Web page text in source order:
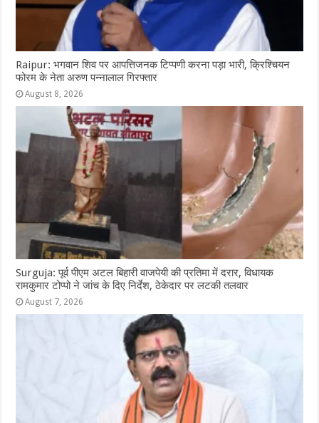
Raipur: भगवान शिव पर आपत्तिजनक टिप्पणी करना पड़ा भारी, क्रिश्चियन
फोरम के नेता अरुण पन्नालाल गिरफ्तार
August 8, 2026
Surguja: पूर्व पीएम अटल बिहारी वाजपेयी की प्रतिमा में दरार, विधायक
रामकुमार टोप्पो ने जांच के दिए निर्देश, ठेकेदार पर लटकी तलवार
August 7, 2026